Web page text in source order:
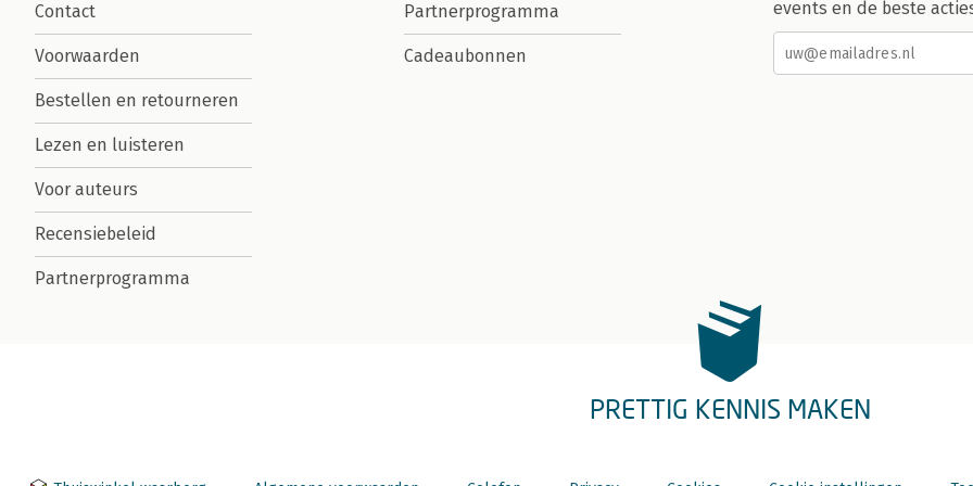
Contact
Voorwaarden
Bestellen en retourneren
Lezen en luisteren
Voor auteurs
Recensiebeleid
Partnerprogramma
Partnerprogramma
Cadeaubonnen
events en de beste
PRETTIG KENNIS MAKEN